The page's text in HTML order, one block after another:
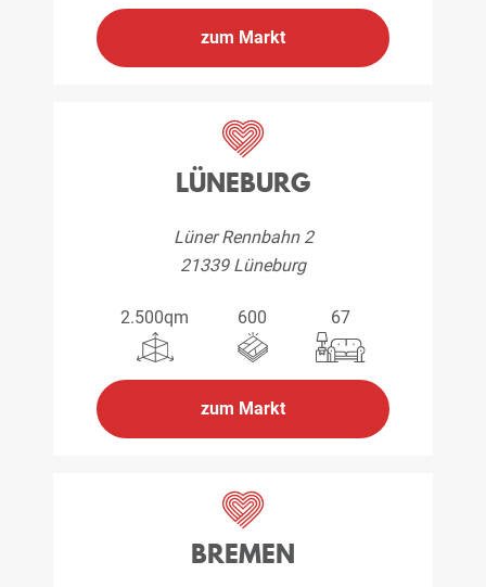
zum Markt
LÜNEBURG
Lüner Rennbahn 2
21339 Lüneburg
2.500qm 600 67
zum Markt
BREMEN